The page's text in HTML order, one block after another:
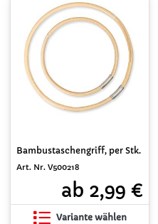
Bambustaschengriff, per Stk.
Art. Nr. V500218
ab 2,99 €
Variante wählen